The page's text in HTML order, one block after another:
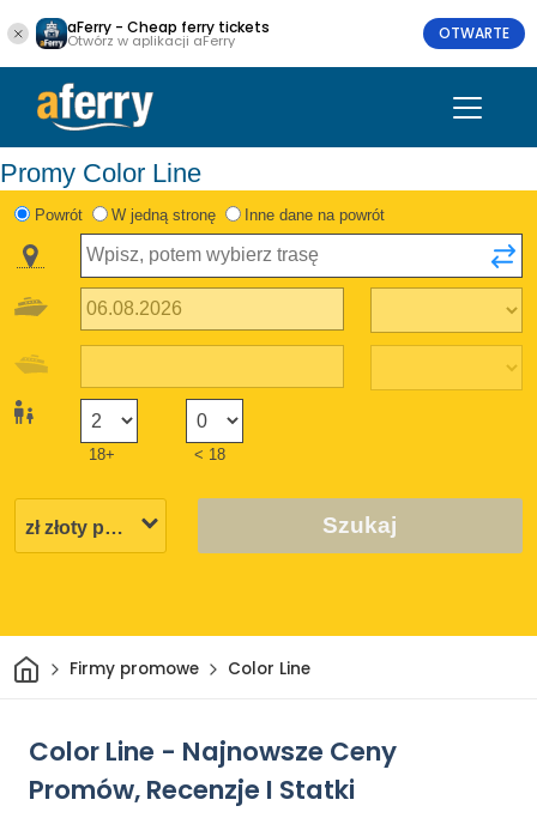
aFerry - Cheap ferry tickets
Otwórz w aplikacji aFerry OTWARTE
Promy Color Line
Powrót W jedną stronę Inne dane na powrót
18+ < 18
Szukaj
DomFirmy promowe Color Line
Color Line - Najnowsze Ceny
Promów, Recenzje I Statki